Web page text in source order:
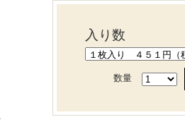
入り数
数量